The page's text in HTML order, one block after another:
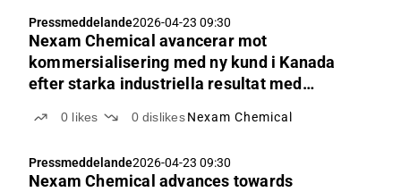
Pressmeddelande2026-04-23 09:30
Nexam Chemical avancerar mot
kommersialisering med ny kund i Kanada
efter starka industriella resultat med
0 likes 0 dislikes Nexam Chemical
Pressmeddelande2026-04-23 09:30
Nexam Chemical advances towards